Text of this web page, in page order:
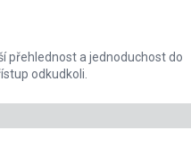
přehlednost a jednoduchost do
odkudkoli.